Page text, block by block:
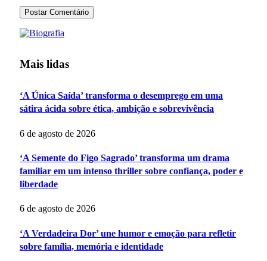
Mais lidas
‘A Única Saída’ transforma o desemprego em uma
sátira ácida sobre ética, ambição e sobrevivência
6 de agosto de 2026
‘A Semente do Figo Sagrado’ transforma um drama
familiar em um intenso thriller sobre confiança, poder e
liberdade
6 de agosto de 2026
‘A Verdadeira Dor’ une humor e emoção para refletir
sobre família, memória e identidade